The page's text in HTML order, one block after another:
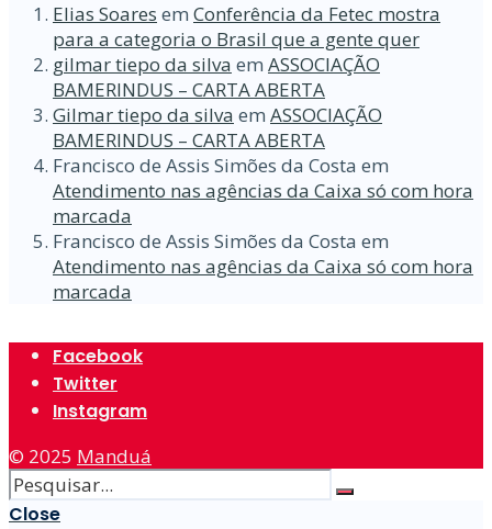
Elias Soares em Conferência da Fetec mostra
para a categoria o Brasil que a gente quer
gilmar tiepo da silva em ASSOCIAÇÃO
BAMERINDUS – CARTA ABERTA
Gilmar tiepo da silva em ASSOCIAÇÃO
BAMERINDUS – CARTA ABERTA
Francisco de Assis Simões da Costa em
Atendimento nas agências da Caixa só com hora
marcada
Francisco de Assis Simões da Costa em
Atendimento nas agências da Caixa só com hora
marcada
Facebook
Twitter
Instagram
© 2025 Manduá
Close